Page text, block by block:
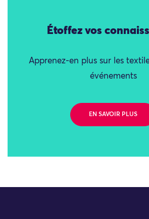
Étoffez vos
Apprenez-en plus sur les
événements
EN SAVOIR PLUS